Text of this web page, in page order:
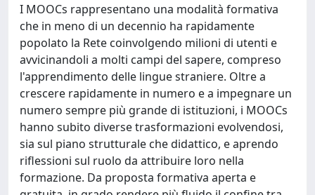
I MOOCs rappresentano una modalità formativa
che in meno di un decennio ha rapidamente
popolato la Rete coinvolgendo milioni di utenti e
avvicinandoli a molti campi del sapere, compreso
l'apprendimento delle lingue straniere. Oltre a
crescere rapidamente in numero e a impegnare un
numero sempre più grande di istituzioni, i MOOCs
hanno subito diverse trasformazioni evolvendosi,
sia sul piano strutturale che didattico, e aprendo
riflessioni sul ruolo da attribuire loro nella
formazione. Da proposta formativa aperta e